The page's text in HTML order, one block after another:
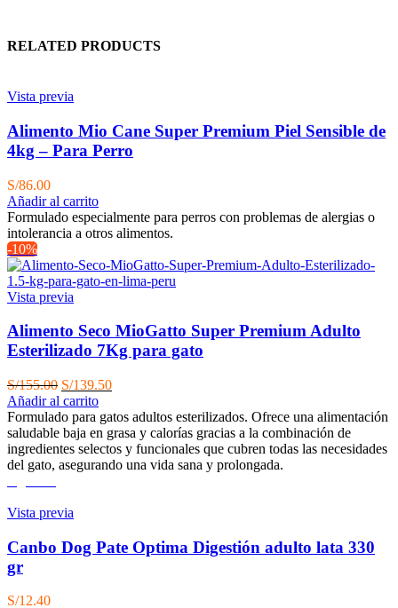
RELATED PRODUCTS
Vista previa
Alimento Mio Cane Super Premium Piel Sensible de
4kg – Para Perro
S/86.00
Añadir al carrito
Formulado especialmente para perros con problemas de alergias o
intolerancia a otros alimentos.
-10%
Vista previa
Alimento Seco MioGatto Super Premium Adulto
Esterilizado 7Kg para gato
S/155.00 El
precio
original
era:
S/155.00.
S/139.50El
actual
es:
S/139.50.
Añadir al carrito
Formulado para gatos adultos esterilizados. Ofrece una alimentación
saludable baja en grasa y calorías gracias a la combinación de
ingredientes selectos y funcionales que cubren todas las necesidades
del gato, asegurando una vida sana y prolongada.
Vista previa
Canbo Dog Pate Optima Digestión adulto lata 330
gr
S/12.40